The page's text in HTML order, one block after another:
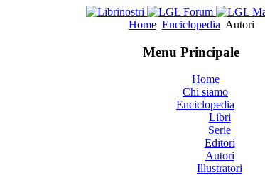
Home Enciclopedia Autori
Menu Principale
Home
Chi siamo
Enciclopedia
Libri
Serie
Editori
Autori
Illustratori